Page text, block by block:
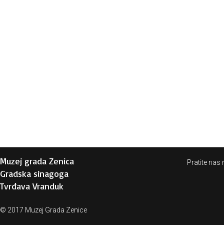
Muzej grada Zenica
Gradska sinagoga
Tvrđava Vranduk
© 2017 Muzej Grada Zenice
Pratite nas